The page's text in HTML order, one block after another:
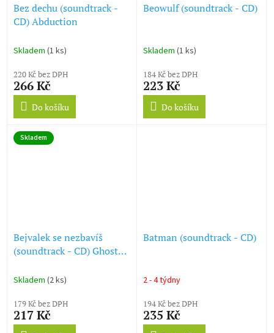
Bez dechu (soundtrack -
CD) Abduction
Skladem (1 ks)
220 Kč bez DPH
266 Kč
Do košíku
Beowulf (soundtrack - CD)
Skladem (1 ks)
184 Kč bez DPH
223 Kč
Do košíku
Skladem
Bejvalek se nezbavíš
(soundtrack - CD) Ghosts
Skladem (2 ks)
179 Kč bez DPH
217 Kč
Batman (soundtrack - CD)
2 - 4 týdny
194 Kč bez DPH
235 Kč